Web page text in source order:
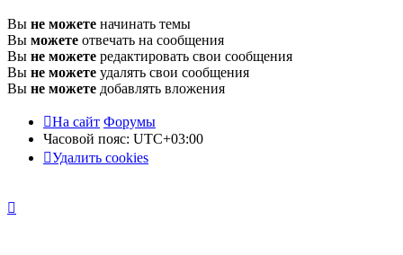
Вы не можете начинать темы
Вы можете отвечать на сообщения
Вы не можете редактировать свои сообщения
Вы не можете удалять свои сообщения
Вы не можете добавлять вложения
На сайт Форумы
Часовой пояс: UTC+03:00
Удалить cookies